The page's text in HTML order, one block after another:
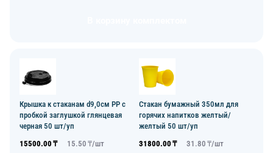
Крышка к стаканам d9,0см PP с
пробкой заглушкой глянцевая
черная 50 шт/уп
15500.00 ₸ 15.50 ₸/шт
Стакан бумажный 350мл для
горячих напитков желтый/
желтый 50 шт/уп
31800.00 ₸ 31.80 ₸/шт